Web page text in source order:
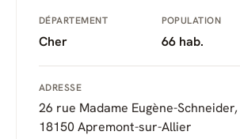
DÉPARTEMENT
Cher
POPULATION
66 hab.
ADRESSE
26 rue Madame Eugène-Schneider,
18150 Apremont-sur-Allier